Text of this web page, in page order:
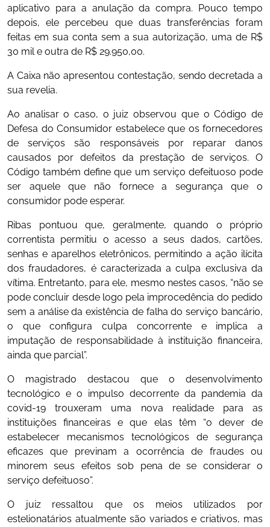
aplicativo para a anulação da compra. Pouco tempo
depois, ele percebeu que duas transferências foram
feitas em sua conta sem a sua autorização, uma de R$
30 mil e outra de R$ 29.950,00.
A Caixa não apresentou contestação, sendo decretada a
sua revelia.
Ao analisar o caso, o juiz observou que o Código de
Defesa do Consumidor estabelece que os fornecedores
de serviços são responsáveis por reparar danos
causados por defeitos da prestação de serviços. O
Código também define que um serviço defeituoso pode
ser aquele que não fornece a segurança que o
consumidor pode esperar.
Ribas pontuou que, geralmente, quando o próprio
correntista permitiu o acesso a seus dados, cartões,
senhas e aparelhos eletrônicos, permitindo a ação ilícita
dos fraudadores, é caracterizada a culpa exclusiva da
vítima. Entretanto, para ele, mesmo nestes casos, “não se
pode concluir desde logo pela improcedência do pedido
sem a análise da existência de falha do serviço bancário,
o que configura culpa concorrente e implica a
imputação de responsabilidade à instituição financeira,
ainda que parcial”.
O magistrado destacou que o desenvolvimento
tecnológico e o impulso decorrente da pandemia da
covid-19 trouxeram uma nova realidade para as
instituições financeiras e que elas têm “o dever de
estabelecer mecanismos tecnológicos de segurança
eficazes que previnam a ocorrência de fraudes ou
minorem seus efeitos sob pena de se considerar o
serviço defeituoso”.
O juiz ressaltou que os meios utilizados por
estelionatários atualmente são variados e criativos, mas